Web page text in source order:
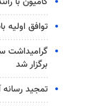
توافق اولیه
گرامیداشت
برگزار شد
تمجید رسانه